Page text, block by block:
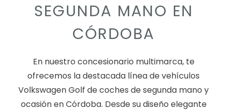
SEGUNDA MANO EN
CÓRDOBA
En nuestro concesionario multimarca, te
ofrecemos la destacada línea de vehículos
Volkswagen Golf de coches de segunda mano y
ocasión en Córdoba. Desde su diseño elegante